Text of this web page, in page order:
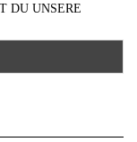
DU UNSERE